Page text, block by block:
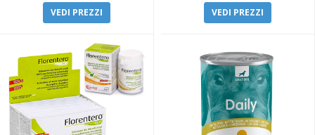
VEDI PREZZI VEDI PREZZI